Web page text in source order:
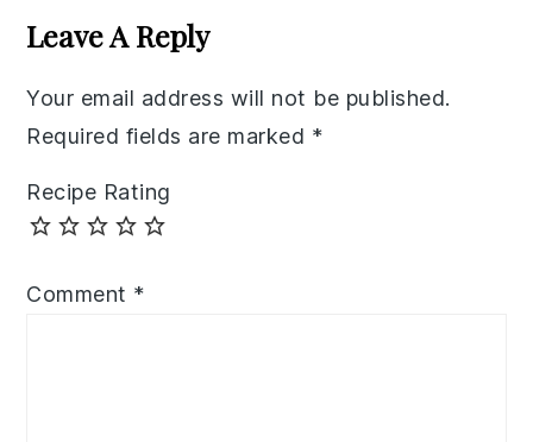
Interactions
Leave A Reply
Your email address will not be published.
Required fields are marked *
Recipe Rating
Comment *